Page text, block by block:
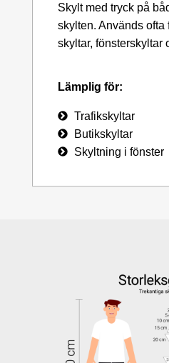
Skylt med tryck på
skylten. Används ofta
skyltar, fönsterskyltar
Lämplig för:
Trafikskyltar
Butikskyltar
Skyltning i fönster